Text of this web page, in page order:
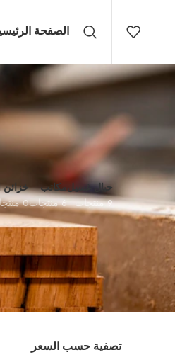
الصفحة
حبال غسيل
9 منتجات
مكاتب
6 منتجات
خزائن
0 منتجات
تصفية حسب السعر